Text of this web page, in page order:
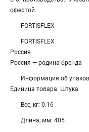
офертой
FORTISFLEX
FORTISFLEX
Россия
Россия — родина бренда
Информация об
Единица товара: Штука
Вес, кг: 0.16
Длина, мм: 405